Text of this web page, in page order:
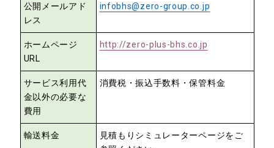
公開メールアド
レス
infobhs@zero-group.co.jp
ホームページ
URL
http://zero-plus-bhs.co.jp
サービス利用代
金以外の必要な
費用
消費税・振込手数料・保管料金
輸送料金
見積もりシミュレーターページをご